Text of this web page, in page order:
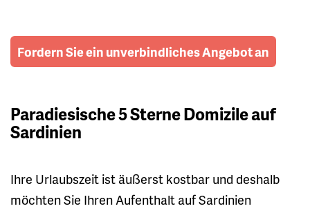
Fordern Sie ein unverbindliches Angebot an
Paradiesische 5 Sterne Domizile auf
Sardinien
Ihre Urlaubszeit ist äußerst kostbar und deshalb
möchten Sie Ihren Aufenthalt auf Sardinien